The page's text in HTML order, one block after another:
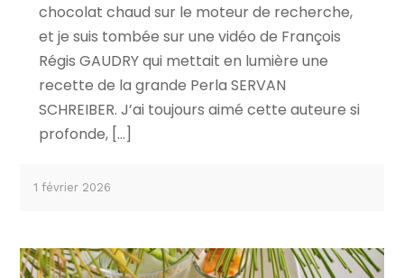
chocolat chaud sur le moteur de recherche,
et je suis tombée sur une vidéo de François
Régis GAUDRY qui mettait en lumière une
recette de la grande Perla SERVAN
SCHREIBER. J’ai toujours aimé cette auteure si
profonde, […]
1 février 2026